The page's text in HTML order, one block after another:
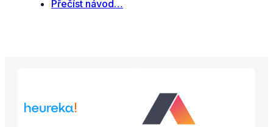
Přečíst návod…